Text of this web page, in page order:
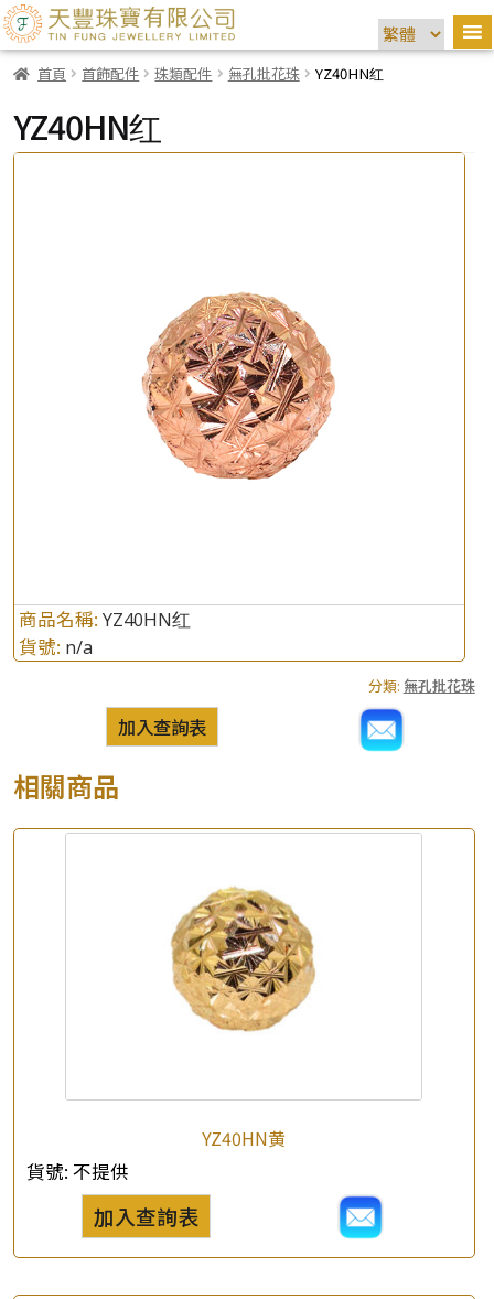
首頁 首飾配件 珠類配件 無孔批花珠 YZ40HN红
YZ40HN红
商品名稱: YZ40HN红
貨號: n/a
分類: 無孔批花珠
加入查詢表
相關商品
YZ40HN黄
貨號: 不提供
加入查詢表